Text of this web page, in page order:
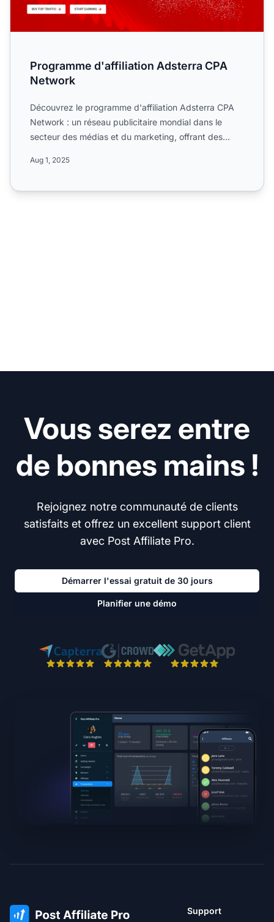
Programme d'affiliation Adsterra CPA
Network
Découvrez le programme d'affiliation Adsterra CPA
Network : un réseau publicitaire mondial dans le
secteur des médias et du marketing, offrant des
Aug 1, 2025
Vous serez entre
de bonnes mains !
Rejoignez notre communauté de clients
satisfaits et offrez un excellent support client
avec Post Affiliate Pro.
Démarrer l'essai gratuit de 30 jours
Planifier une démo
Support